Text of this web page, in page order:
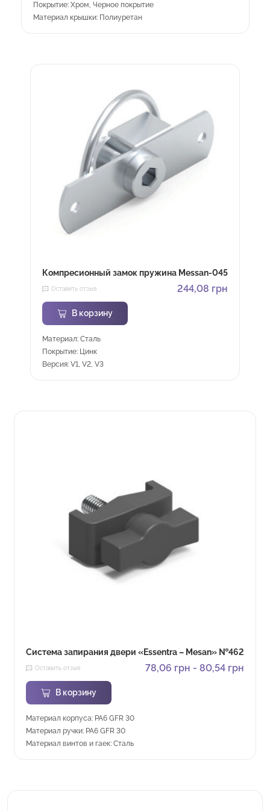
Покрытие: Хром, Черное покрытие
Материал крышки: Полиуретан
Компресионный замок пружина Messan-045
Оставить отзыв 244,08 грн
В корзину
Материал: Сталь
Покрытие: Цинк
Версия: V1, V2, V3
Система запирания двери «Essentra – Mesan» №462
Оставить отзыв 78,06 грн - 80,54 грн
В корзину
Материал корпуса: PA6 GFR 30
Материал ручки: PA6 GFR 30
Материал винтов и гаек: Сталь